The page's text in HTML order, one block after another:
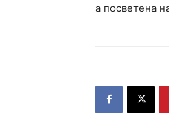
а посветена